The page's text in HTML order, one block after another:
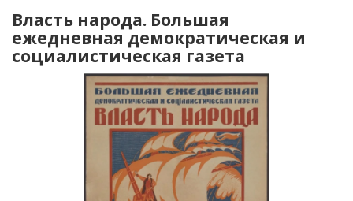
Власть народа. Большая
ежедневная демократическая и
социалистическая газета